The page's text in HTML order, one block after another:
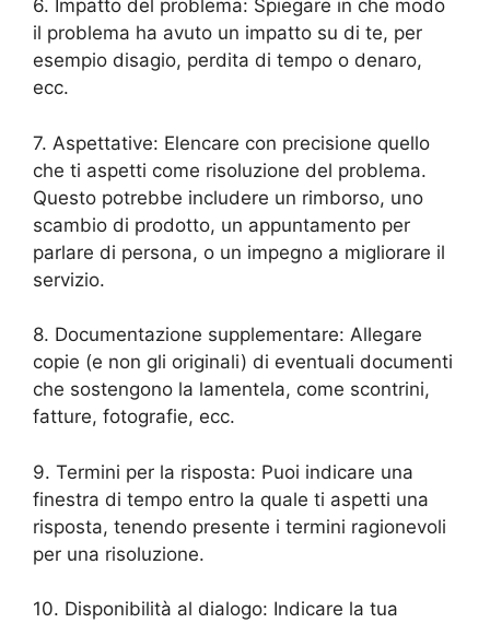
6. Impatto del problema: Spiegare in che modo
il problema ha avuto un impatto su di te, per
esempio disagio, perdita di tempo o denaro,
ecc.
7. Aspettative: Elencare con precisione quello
che ti aspetti come risoluzione del problema.
Questo potrebbe includere un rimborso, uno
scambio di prodotto, un appuntamento per
parlare di persona, o un impegno a migliorare il
servizio.
8. Documentazione supplementare: Allegare
copie (e non gli originali) di eventuali documenti
che sostengono la lamentela, come scontrini,
fatture, fotografie, ecc.
9. Termini per la risposta: Puoi indicare una
finestra di tempo entro la quale ti aspetti una
risposta, tenendo presente i termini ragionevoli
per una risoluzione.
10. Disponibilità al dialogo: Indicare la tua